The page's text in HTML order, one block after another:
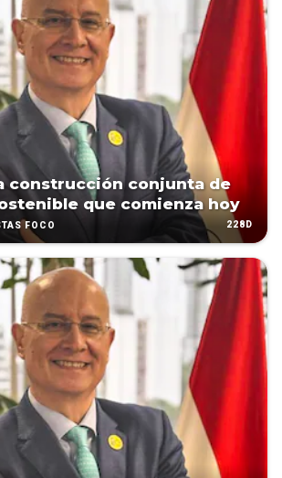
construcción conjunta de
que comienza hoy
FOCO 228D